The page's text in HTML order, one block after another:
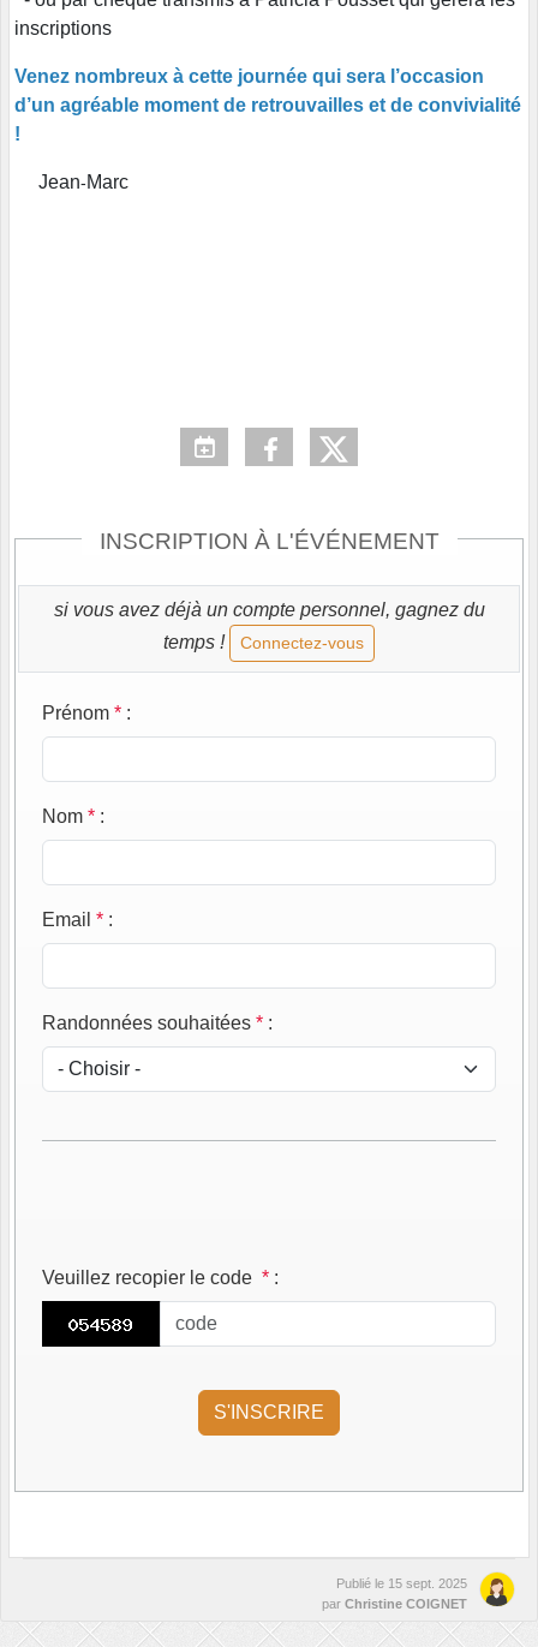
inscriptions
Venez nombreux à cette journée qui sera l’occasion
d’un agréable moment de retrouvailles et de convivialité
!
Jean-Marc
INSCRIPTION À L'ÉVÉNEMENT
si vous avez déjà un compte personnel, gagnez du
temps !
Connectez-vous
Prénom * :
Nom * :
Email * :
Randonnées souhaitées * :
Veuillez recopier le code * :
Publié le 15 sept. 2025
par Christine COIGNET